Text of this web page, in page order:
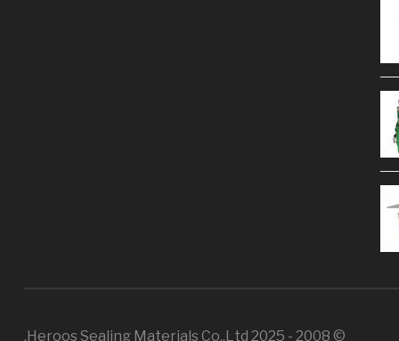
© 2008 - 2025 Heroos Sealing Materials Co.,Ltd.